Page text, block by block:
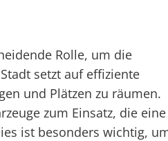
Rolle, um die
setzt auf effiziente
und Plätzen zu räumen.
zum Einsatz, die eine
ist besonders wichtig,